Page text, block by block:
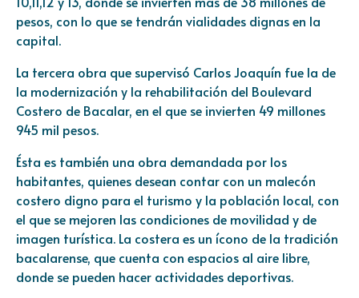
pesos, con lo que se tendrán vialidades dignas en la
capital.
La tercera obra que supervisó Carlos Joaquín fue la de
la modernización y la rehabilitación del Boulevard
Costero de Bacalar, en el que se invierten 49 millones
945 mil pesos.
Ésta es también una obra demandada por los
habitantes, quienes desean contar con un malecón
costero digno para el turismo y la población local, con
el que se mejoren las condiciones de movilidad y de
imagen turística. La costera es un ícono de la tradición
bacalarense, que cuenta con espacios al aire libre,
donde se pueden hacer actividades deportivas.